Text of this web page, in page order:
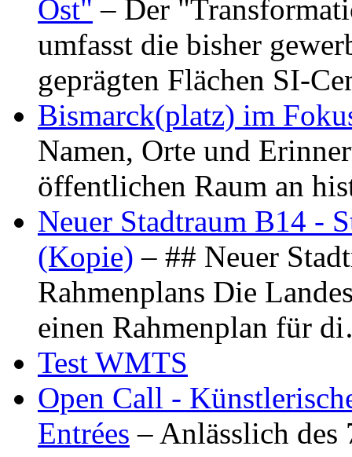
Ost" – Der
umfasst die bisher
geprägten Flächen SI-
Bismarck(platz) im
Namen, Orte und
öffentlichen Raum an
Neuer Stadtraum B14 -
(Kopie) – ## Neuer
Rahmenplans Die
einen Rahmenplan für
Test WMTS
Open Call -
Entrées – Anlässlich